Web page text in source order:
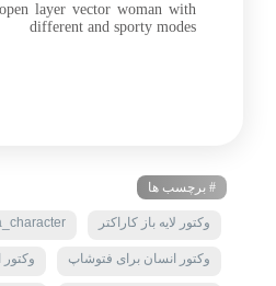
layer vector woman with
different and sporty modes
# برچسب ها
وکتور لایه باز کاراکتر
وکتور انسان برای فتوشاپ وکتور